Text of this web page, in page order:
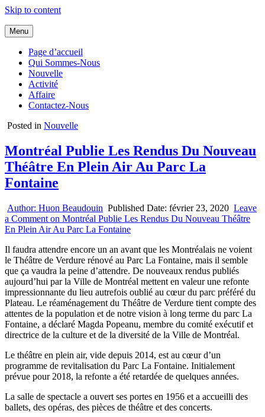
Skip to content
Menu
Page d’accueil
Qui Sommes-Nous
Nouvelle
Activité
Affaire
Contactez-Nous
Posted in Nouvelle
Montréal Publie Les Rendus Du Nouveau
Théâtre En Plein Air Au Parc La
Fontaine
Author: Huon Beaudouin Published Date: février 23, 2020 Leave
a Comment on Montréal Publie Les Rendus Du Nouveau Théâtre
En Plein Air Au Parc La Fontaine
Il faudra attendre encore un an avant que les Montréalais ne voient
le Théâtre de Verdure rénové au Parc La Fontaine, mais il semble
que ça vaudra la peine d’attendre. De nouveaux rendus publiés
aujourd’hui par la Ville de Montréal mettent en valeur une refonte
impressionnante du lieu autrefois oublié au cœur du parc préféré du
Plateau. Le réaménagement du Théâtre de Verdure tient compte des
attentes de la population et de notre vision à long terme du parc La
Fontaine, a déclaré Magda Popeanu, membre du comité exécutif et
directrice de la culture et de la diversité de la Ville de Montréal.
Le théâtre en plein air, vide depuis 2014, est au cœur d’un
programme de revitalisation du Parc La Fontaine. Initialement
prévue pour 2018, la refonte a été retardée de quelques années.
La salle de spectacle a ouvert ses portes en 1956 et a accueilli des
ballets, des opéras, des pièces de théâtre et des concerts.